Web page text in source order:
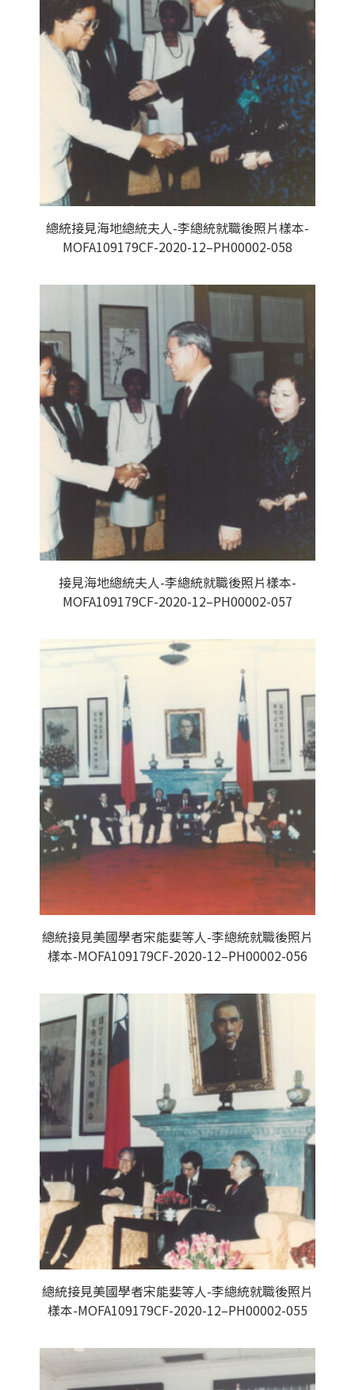
總統接見海地總統夫人-李總統就職後照片樣本-
MOFA109179CF-2020-12–PH00002-058
接見海地總統夫人-李總統就職後照片樣本-
MOFA109179CF-2020-12–PH00002-057
總統接見美國學者宋能婓等人-李總統就職後照片
樣本-MOFA109179CF-2020-12–PH00002-056
總統接見美國學者宋能婓等人-李總統就職後照片
樣本-MOFA109179CF-2020-12–PH00002-055